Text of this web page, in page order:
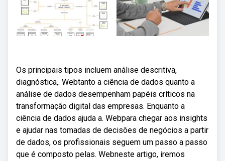
Os principais tipos incluem análise descritiva,
diagnóstica,. Webtanto a ciência de dados quanto a
análise de dados desempenham papéis críticos na
transformação digital das empresas. Enquanto a
ciência de dados ajuda a. Webpara chegar aos insights
e ajudar nas tomadas de decisões de negócios a partir
de dados, os profissionais seguem um passo a passo
que é composto pelas. Webneste artigo, iremos